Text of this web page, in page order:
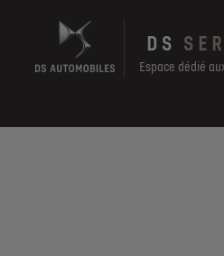
content
DS
Espace dédié
Main